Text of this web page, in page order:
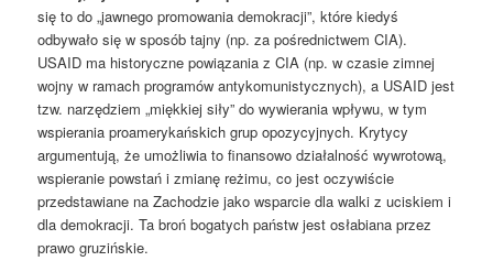
się to do „jawnego promowania demokracji”, które kiedyś
odbywało się w sposób tajny (np. za pośrednictwem CIA).
USAID ma historyczne powiązania z CIA (np. w czasie zimnej
wojny w ramach programów antykomunistycznych), a USAID jest
tzw. narzędziem „miękkiej siły” do wywierania wpływu, w tym
wspierania proamerykańskich grup opozycyjnych. Krytycy
argumentują, że umożliwia to finansowo działalność wywrotową,
wspieranie powstań i zmianę reżimu, co jest oczywiście
przedstawiane na Zachodzie jako wsparcie dla walki z uciskiem i
dla demokracji. Ta broń bogatych państw jest osłabiana przez
prawo gruzińskie.